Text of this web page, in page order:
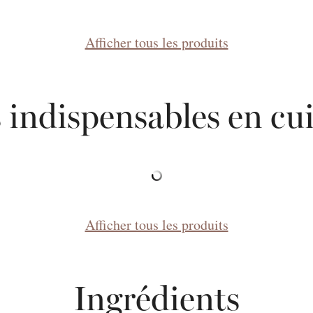
Afficher tous les produits
indispensables en
Afficher tous les produits
Ingrédients